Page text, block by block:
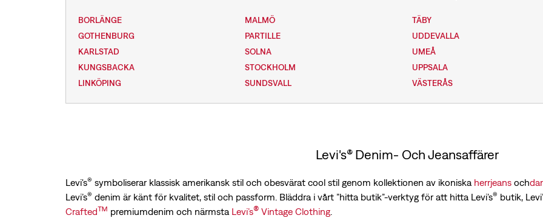
BORLÄNGE
GOTHENBURG
KARLSTAD
KUNGSBACKA
LINKÖPING
MALMÖ
PARTILLE
SOLNA
STOCKHOLM
SUNDSVALL
TÄBY
UDDEVALLA
UMEÅ
UPPSALA
VÄSTERÅS
Levi's® Denim- Och Jeansaffärer
Levi's® symboliserar klassisk amerikansk stil och obesvärat cool stil genom kollektionen av ikoniska herrjeansoch
Levi’s® denim är känt för kvalitet, stil och passform. Bläddra i vårt ”hitta butik”-verktyg för att hitta Levi’s® butik,
Crafted™ premiumdenim och närmsta Levi’s®Vintage Clothing.